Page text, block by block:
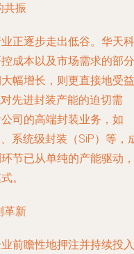
共振
正逐步走出低谷。华天科
成本以及市场需求的部分
幅增长，则更直接地受益
先进封装产能的迫切需
司的高端封装业务 ，如
系统级封装（SiP）等，
节已从单纯的产能驱动，
。
革新
前瞻性地押注并持续投入